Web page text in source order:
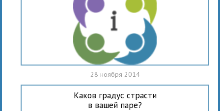
28 ноября 2014
Каков градус страсти
в вашей паре?